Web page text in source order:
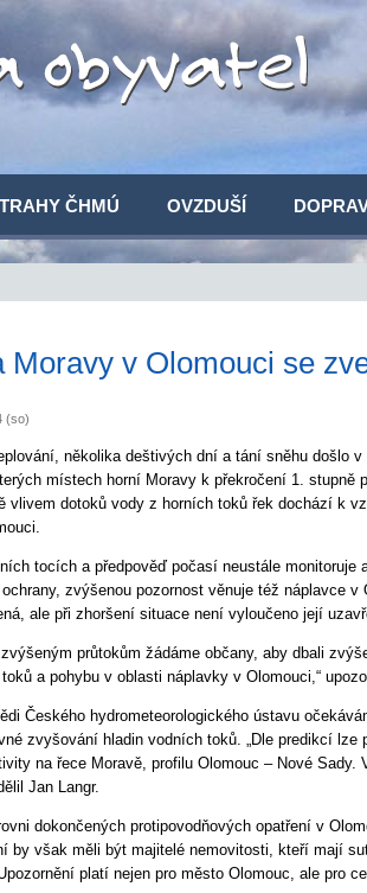
ČHMÚ OVZDUŠÍ
Moravy v Olomouci se
(so)
několika deštivých dní a tání sněhu došlo v
místech horní Moravy k překročení 1. stupně
vlivem dotoků vody z horních toků řek dochází k
tocích a předpověď počasí neustále monitoruje
zvýšenou pozornost věnuje též náplavce v
ale při zhoršení situace není vyloučeno její
zvýšeným průtokům žádáme občany, aby dbali
a pohybu v oblasti náplavky v Olomouci,“
Českého hydrometeorologického ústavu
zvyšování hladin vodních toků. „Dle predikcí
na řece Moravě, profilu Olomouc – Nové
Jan Langr.
dokončených protipovodňových opatření v
by však měli být majitelé nemovitosti, kteří mají
platí nejen pro město Olomouc, ale pro